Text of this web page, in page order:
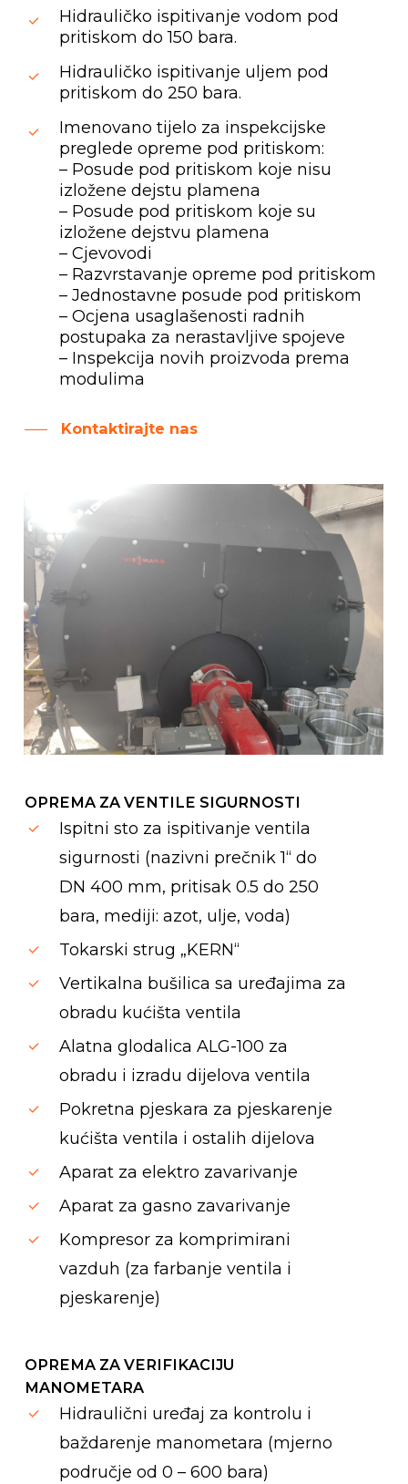
Hidrauličko ispitivanje vodom pod
pritiskom do 150 bara.
Hidrauličko ispitivanje uljem pod
pritiskom do 250 bara.
Imenovano tijelo za inspekcijske
preglede opreme pod pritiskom:
– Posude pod pritiskom koje nisu
izložene dejstu plamena
– Posude pod pritiskom koje su
izložene dejstvu plamena
– Cjevovodi
– Razvrstavanje opreme pod pritiskom
– Jednostavne posude pod pritiskom
– Ocjena usaglašenosti radnih
postupaka za nerastavljive spojeve
– Inspekcija novih proizvoda prema
modulima
Kontaktirajte nas
OPREMA ZA VENTILE SIGURNOSTI
Ispitni sto za ispitivanje ventila
sigurnosti (nazivni prečnik 1“ do
DN 400 mm, pritisak 0.5 do 250
bara, mediji: azot, ulje, voda)
Tokarski strug „KERN“
Vertikalna bušilica sa uređajima za
obradu kućišta ventila
Alatna glodalica ALG-100 za
obradu i izradu dijelova ventila
Pokretna pjeskara za pjeskarenje
kućišta ventila i ostalih dijelova
Aparat za elektro zavarivanje
Aparat za gasno zavarivanje
Kompresor za komprimirani
vazduh (za farbanje ventila i
pjeskarenje)
OPREMA ZA VERIFIKACIJU
MANOMETARA
Hidraulični uređaj za kontrolu i
baždarenje manometara (mjerno
područje od 0 – 600 bara)